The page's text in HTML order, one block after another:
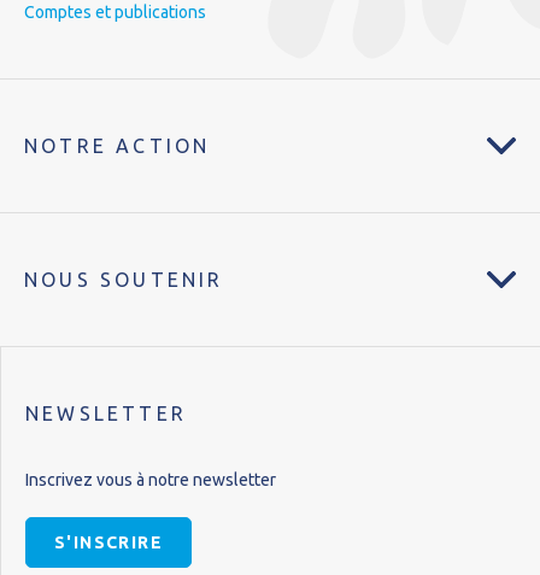
Comptes et publications
NOTRE ACTION
NOUS SOUTENIR
NEWSLETTER
Inscrivez vous à notre newsletter
S'INSCRIRE